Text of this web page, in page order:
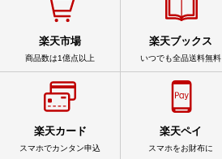
楽天市場
商品数は1億点以上
楽天ブックス
いつでも全品送料無料
楽天カード
スマホでカンタン申込
楽天ペイ
スマホをお財布に